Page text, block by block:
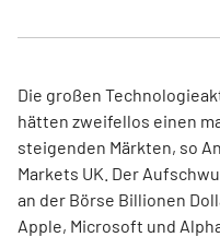
Die großen
hätten zweifellos einen
steigenden Märkten, so
Markets UK. Der
an der Börse Billionen
Apple, Microsoft und